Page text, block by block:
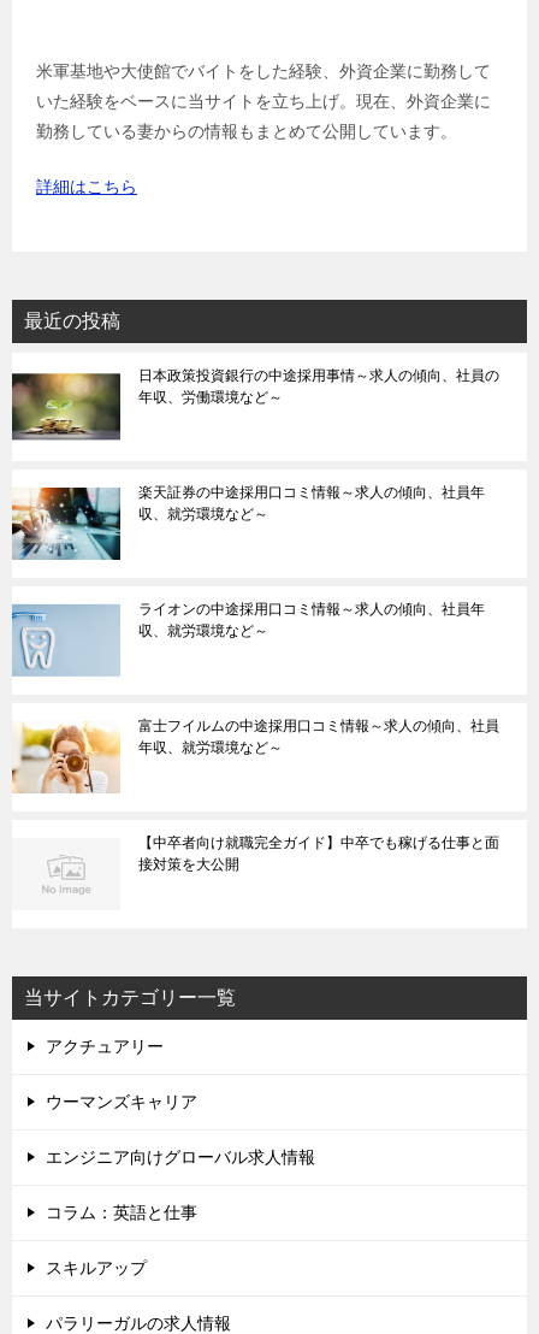
米軍基地や大使館でバイトをした経験、外資企業に勤務して
いた経験をベースに当サイトを立ち上げ。現在、外資企業に
勤務している妻からの情報もまとめて公開しています。
詳細はこちら
最近の投稿
日本政策投資銀行の中途採用事情～求人の傾向、社員の
年収、労働環境など～
楽天証券の中途採用口コミ情報～求人の傾向、社員年
収、就労環境など～
ライオンの中途採用口コミ情報～求人の傾向、社員年
収、就労環境など～
富士フイルムの中途採用口コミ情報～求人の傾向、社員
年収、就労環境など～
【中卒者向け就職完全ガイド】中卒でも稼げる仕事と面
接対策を大公開
当サイトカテゴリー一覧
アクチュアリー
ウーマンズキャリア
エンジニア向けグローバル求人情報
コラム：英語と仕事
スキルアップ
パラリーガルの求人情報